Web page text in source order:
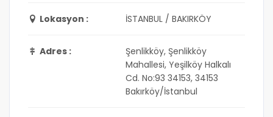
Lokasyon : İSTANBUL / BAKIRKÖY
Adres :
Şenlikköy, Şenlikköy
Mahallesi, Yeşilköy Halkalı
Cd. No:93 34153, 34153
Bakırköy/İstanbul